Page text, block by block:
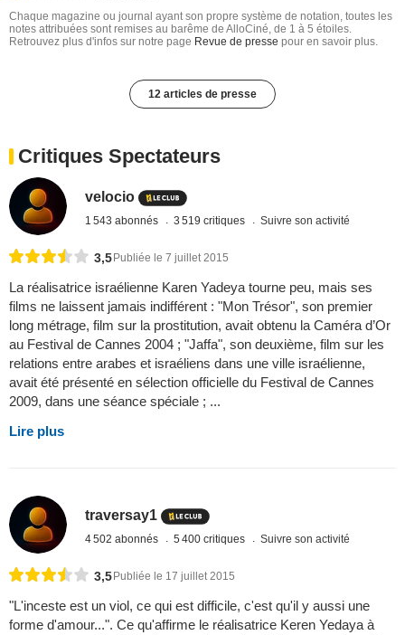
Chaque magazine ou journal ayant son propre système de notation, toutes les
notes attribuées sont remises au barême de AlloCiné, de 1 à 5 étoiles.
Retrouvez plus d'infos sur notre page Revue de presse pour en savoir plus.
12 articles de presse
Critiques Spectateurs
velocio
1 543 abonnés 3 519 critiques Suivre son activité
3,5Publiée le 7 juillet 2015
La réalisatrice israélienne Karen Yadeya tourne peu, mais ses
films ne laissent jamais indifférent : "Mon Trésor", son premier
long métrage, film sur la prostitution, avait obtenu la Caméra d’Or
au Festival de Cannes 2004 ; "Jaffa", son deuxième, film sur les
relations entre arabes et israéliens dans une ville israélienne,
avait été présenté en sélection officielle du Festival de Cannes
2009, dans une séance spéciale ; ...
Lire plus
traversay1
4 502 abonnés 5 400 critiques Suivre son activité
3,5 Publiée le 17 juillet 2015
"L'inceste est un viol, ce qui est difficile, c'est qu'il y aussi une
forme d'amour...". Ce qu'affirme le réalisatrice Keren Yedaya à